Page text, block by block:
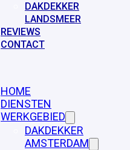
DAKDEKKER
LANDSMEER
REVIEWS
CONTACT
HOME
DIENSTEN
WERKGEBIED
DAKDEKKER
AMSTERDAM